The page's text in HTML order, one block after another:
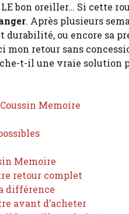
bon oreiller… Si cette
. Après plusieurs
durabilité, ou encore sa
mon retour sans
t-il une vraie
Memoire
Memoire
retour complet
différence
avant d’acheter